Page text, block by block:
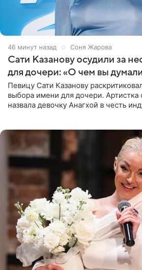
46 минут назад Соня Жарова
Сати Казанову осудили за
для дочери: «О чем вы
Певицу Сати Казанову
выбора имени для дочери. Артистка
назвала девочку Анагхой в честь